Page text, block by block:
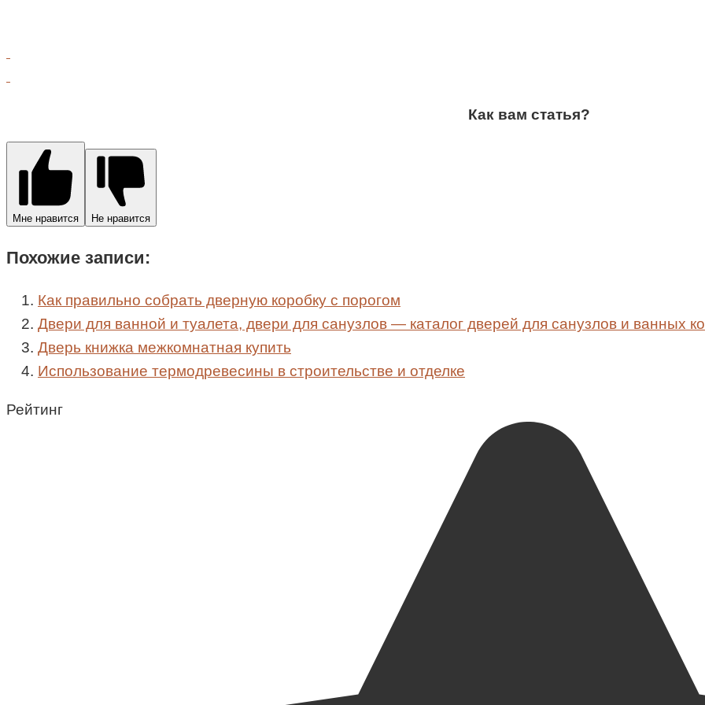
Как вам статья?
Мне нравится Не нравится
Похожие записи:
Как правильно собрать дверную коробку с порогом
Двери для ванной и туалета, двери для санузлов — каталог дверей для санузлов и ванных
Дверь книжка межкомнатная купить
Использование термодревесины в строительстве и отделке
Рейтинг